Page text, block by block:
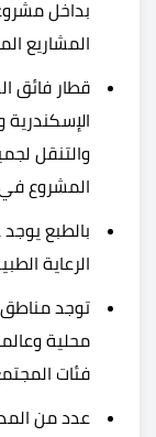
بداخل
المشاريع
قطار فائق
والتنقل
المشروع
بالطبع
الرعاية
توجد مناطق
محلية
فئات
عدد من